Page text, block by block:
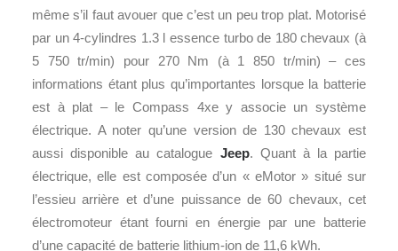
même s’il faut avouer que c’est un peu trop plat. Motorisé
par un 4-cylindres 1.3 l essence turbo de 180 chevaux (à
5 750 tr/min) pour 270 Nm (à 1 850 tr/min) – ces
informations étant plus qu’importantes lorsque la batterie
est à plat – le Compass 4xe y associe un système
électrique. A noter qu’une version de 130 chevaux est
aussi disponible au catalogue Jeep. Quant à la partie
électrique, elle est composée d’un « eMotor » situé sur
l’essieu arrière et d’une puissance de 60 chevaux, cet
électromoteur étant fourni en énergie par une batterie
d’une capacité de batterie lithium-ion de 11,6 kWh.